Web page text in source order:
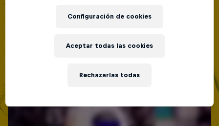
BATALLA DE MC'S
Configuración de cookies
Rechazarlas todas
Aceptar todas las cookies